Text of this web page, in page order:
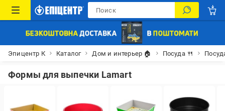
Эпицентр К Каталог Дом и интерьер 🏠 Посуда 🍴
Формы для выпечки Lamart